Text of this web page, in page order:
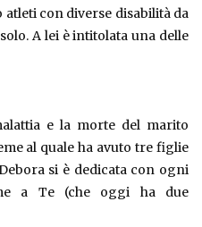
con diverse disabilità da
A lei è intitolata una delle
e la morte del marito
al quale ha avuto tre figlie
si è dedicata con ogni
a Te (che oggi ha due